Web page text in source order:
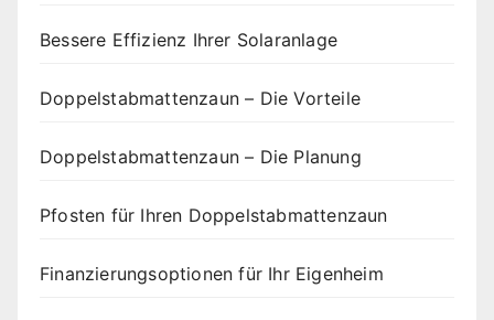
Bessere Effizienz Ihrer Solaranlage
Doppelstabmattenzaun – Die Vorteile
Doppelstabmattenzaun – Die Planung
Pfosten für Ihren Doppelstabmattenzaun
Finanzierungsoptionen für Ihr Eigenheim